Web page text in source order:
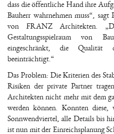
dass die öffentliche Hand ihre
Bauherr wahrnehmen muss“,
von FRANZ Architekten.
Gestaltungsspielraum von
eingeschränkt, die Qualität
beeinträchtigt.“
Das Problem: Die Kriterien des
Risiken der private Partner
Architekten nicht mehr mit dem
werden können. Konnten diese,
Sonnwendviertel, alle Details bis
ist nun mit der Einreichsplanung